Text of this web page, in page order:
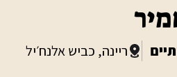
ריינה, כביש אלנח׳יל